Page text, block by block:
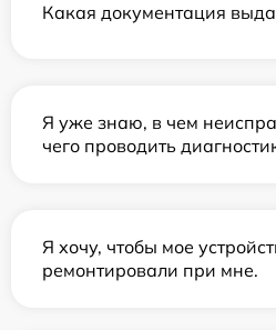
Какая документация
Я уже знаю, в чем
чего проводить
Я хочу, чтобы мое
ремонтировали при мне.